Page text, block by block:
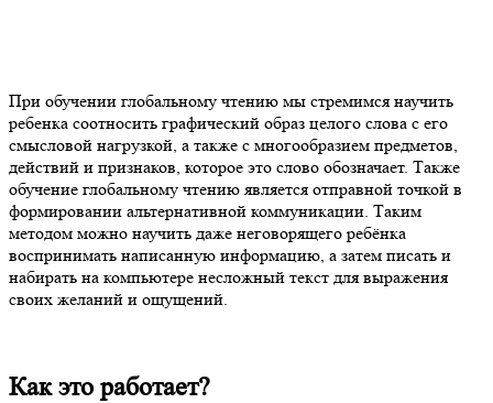
При обучении глобальному чтению мы стремимся научить
ребенка соотносить графический образ целого слова с его
смысловой нагрузкой, а также с многообразием предметов,
действий и признаков, которое это слово обозначает. Также
обучение глобальному чтению является отправной точкой в
формировании альтернативной коммуникации. Таким
методом можно научить даже неговорящего ребёнка
воспринимать написанную информацию, а затем писать и
набирать на компьютере несложный текст для выражения
своих желаний и ощущений.
Как это работает?